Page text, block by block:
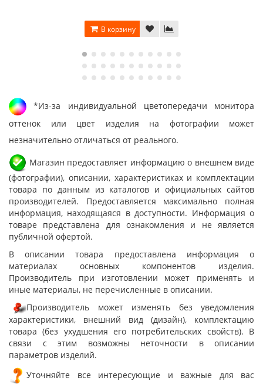
В корзину
*Из-за индивидуальной цветопередачи монитора
оттенок или цвет изделия на фотографии может
незначительно отличаться от реального.
Магазин предоставляет информацию о внешнем виде
(фотографии), описании, характеристиках и комплектации
товара по данным из каталогов и официальных сайтов
производителей. Предоставляется максимально полная
информация, находящаяся в доступности. Информация о
товаре представлена для ознакомления и не является
публичной офертой.
В описании товара предоставлена информация о
материалах основных компонентов изделия.
Производитель при изготовлении может применять и
иные материалы, не перечисленные в описании.
Производитель может изменять без уведомления
характеристики, внешний вид (дизайн), комплектацию
товара (без ухудшения его потребительских свойств). В
связи с этим возможны неточности в описании
параметров изделий.
Уточняйте все интересующие и важные для вас